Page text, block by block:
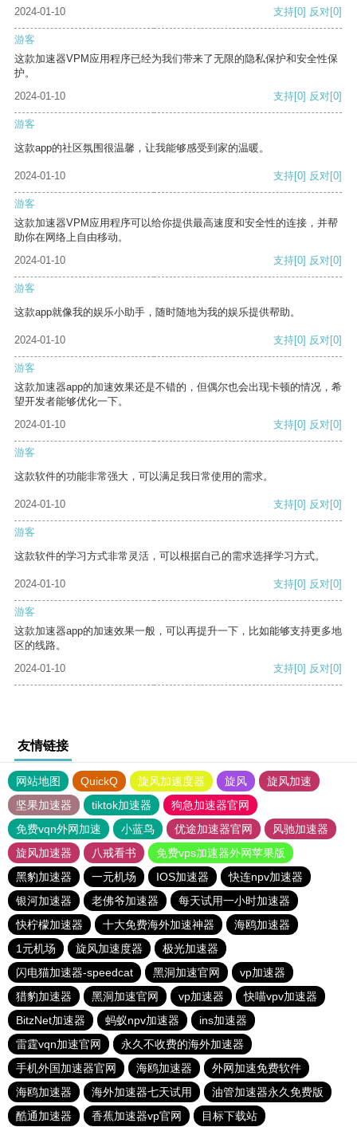
2024-01-10
支持[0] 反对[0]
游客
这款加速器VPM应用程序已经为我们带来了无限的隐私保护和安全性保
护。
2024-01-10
支持[0] 反对[0]
游客
这款app的社区氛围很温馨，让我能够感受到家的温暖。
2024-01-10 支持[0] 反对[0]
游客
这款加速器VPM应用程序可以给你提供最高速度和安全性的连接，并帮
助你在网络上自由移动。
2024-01-10
支持[0] 反对[0]
游客
这款app就像我的娱乐小助手，随时随地为我的娱乐提供帮助。
2024-01-10 支持[0] 反对[0]
游客
这款加速器app的加速效果还是不错的，但偶尔也会出现卡顿的情况，希
望开发者能够优化一下。
2024-01-10
支持[0] 反对[0]
游客
这款软件的功能非常强大，可以满足我日常使用的需求。
2024-01-10 支持[0] 反对[0]
游客
这款软件的学习方式非常灵活，可以根据自己的需求选择学习方式。
2024-01-10 支持[0] 反对[0]
游客
这款加速器app的加速效果一般，可以再提升一下，比如能够支持更多地
区的线路。
2024-01-10
支持[0] 反对[0]
友情链接
网站地图 QuickQ 旋风加速度器 旋风
旋风加速
坚果加速器
tiktok加速器
狗急加速器官网
免费vqn外网加速
小蓝鸟 优途加速器官网
风驰加速器
旋风加速器
八戒看书
免费vps加速器外网苹果版
黑豹加速器
一元机场 IOS加速器
快连npv加速器
银河加速器
老佛爷加速器
每天试用一小时加速器
快柠檬加速器
十大免费海外加速神器
海鸥加速器
1元机场
旋风加速度器
极光加速器
闪电猫加速器-speedcat
黑洞加速官网
vp加速器
猎豹加速器
黑洞加速官网 vp加速器
快喵vpv加速器
BitzNet加速器
蚂蚁npv加速器
ins加速器
雷霆vqn加速官网
永久不收费的海外加速器
手机外国加速器官网
海鸥加速器
外网加速免费软件
海鸥加速器
海外加速器七天试用
油管加速器永久免费版
酷通加速器
香蕉加速器vp官网 目标下载站